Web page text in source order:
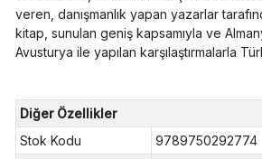
veren, danışmanlık yapan yazarlar
kitap, sunulan geniş kapsamıyla ve
Avusturya ile yapılan karşılaştırmalarla
Diğer Özellikler
Stok Kodu
9789750292774